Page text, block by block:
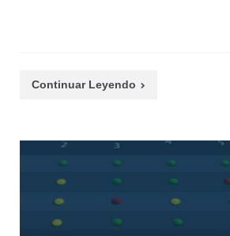
Continuar Leyendo